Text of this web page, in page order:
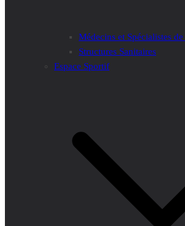
Médecins et Spécialistes de
Structures Sanitaires
Espace Sportif